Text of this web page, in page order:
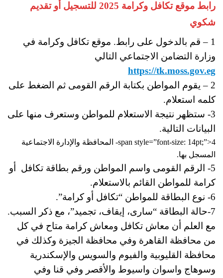
رابط موقع تكافل وكرامة 2025 للتسجيل أو تقديم
شكوي
1 – قم بالدخول على رابط. موقع تكافل وكرامة في
وزارة التضامن الاجتماعي التالي
https://tk.moss.gov.eg
2 – يقوم المواطن بكتابة الرقم القومى ثم الضغط على
كلمه استعلام.
3- ستظهر نتيجة الاستعلام للمواطن وستعرف منها على
البيانات التالية.
span style=”font-size: 14pt;”>4- المحافظة والإدارة الاجتماعية
المسجل بها.
5- الرقم القومى واسم المواطن ورقم بطاقة تكافل أو
كرامة للمواطن القائم بالاستعلام.
6- نوع البطاقة للمواطن “تكافل أو كرامة”.
7-حالة البطاقة “سارى، إيقاف، تجميد”، مع ذكر السبب.
مع العلم أن معاش تكافل ومعاش كرامة متاح في كل
من محافظة القاهرة وفي محافظة الجيزة وكذلك في
محافظة القليوبية والفيوم والسويس والإسكندرية
وسوهاج واسوان واسيوط والأقصر وفي قنا وفي